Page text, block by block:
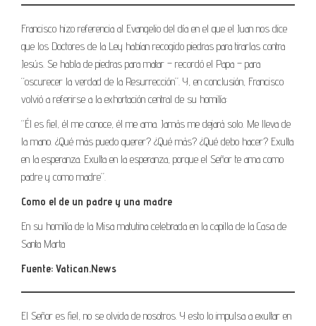
Francisco hizo referencia al Evangelio del día en el que el Juan nos dice
que los Doctores de la Ley habían recogido piedras para tirarlas contra
Jesús. Se habla de piedras para matar – recordó el Papa – para
“oscurecer la verdad de la Resurrección”. Y, en conclusión, Francisco
volvió a referirse a la exhortación central de su homilía:
“Él es fiel, él me conoce, él me ama. Jamás me dejará solo. Me lleva de
la mano. ¿Qué más puedo querer? ¿Qué más? ¿Qué debo hacer? Exulta
en la esperanza. Exulta en la esperanza, porque el Señor te ama como
padre y como madre”.
Como el de un padre y una madre
En su homilía de la Misa matutina celebrada en la capilla de la Casa de
Santa Marta
Fuente: Vatican.News
El Señor es fiel, no se olvida de nosotros. Y esto lo impulsa a exultar en